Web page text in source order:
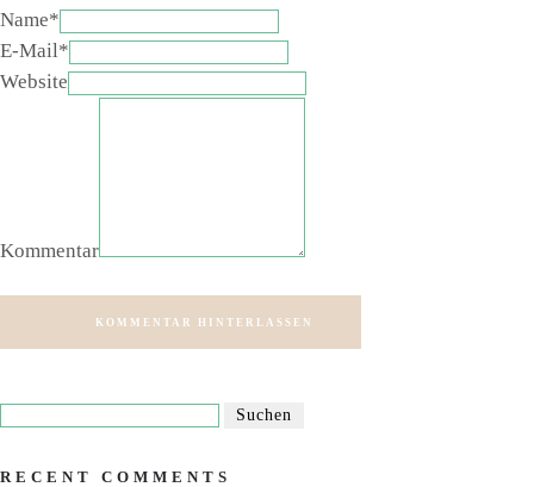
Name*
E-Mail*
Website
Kommentar
KOMMENTAR HINTERLASSEN
RECENT COMMENTS